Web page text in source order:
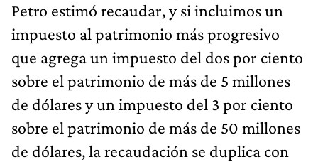
Petro estimó recaudar, y si incluimos un
impuesto al patrimonio más progresivo
que agrega un impuesto del dos por ciento
sobre el patrimonio de más de 5 millones
de dólares y un impuesto del 3 por ciento
sobre el patrimonio de más de 50 millones
de dólares, la recaudación se duplica con